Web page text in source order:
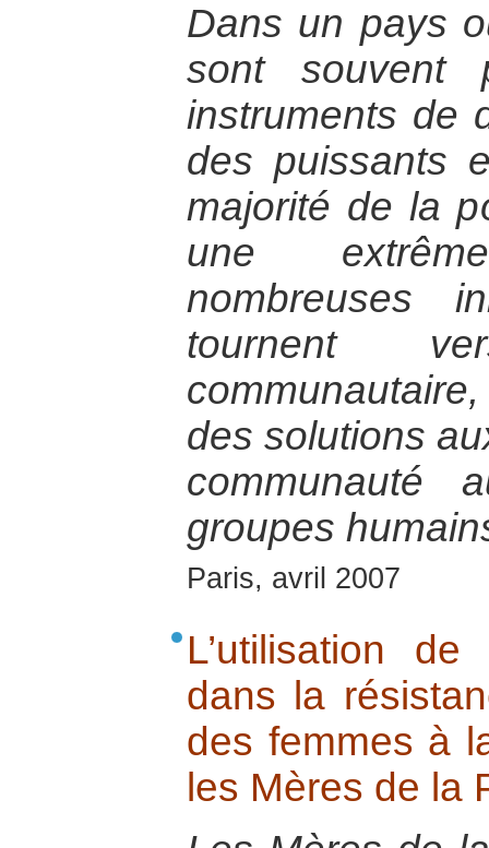
Dans un pays
sont souvent
instruments de
des puissants
majorité de la
une
nombreuses
tournent
des solutions
communauté
groupes
Paris, avril 2007
L’utilisation
dans la
des femmes à
les Mères de la